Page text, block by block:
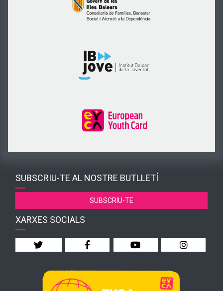
SUBSCRIU-TE AL NOSTRE BUTLLETÍ
SUBSCRIU-TE
XARXES SOCIALS